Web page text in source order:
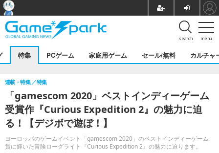
menu
search
特集 PCゲーム 家庭用ゲーム セール/無料 カルチャ
「gamescom 2020」ベストインディーゲーム
受賞作『Curious Expedition 2』の魅力に迫
る！【デジボで遊ぼ！】
ヨーロッパのゲームイベント「gamescom 2020」のベストインディーゲーム
賞に輝いた冒険ローグライト『Curious Expedition 2』の魅力に迫ります。
連載・特集 特集